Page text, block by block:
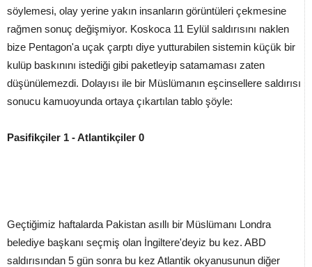
söylemesi, olay yerine yakın insanların görüntüleri çekmesine
rağmen sonuç değişmiyor. Koskoca 11 Eylül saldırısını naklen
bize Pentagon'a uçak çarptı diye yutturabilen sistemin küçük bir
kulüp baskınını istediği gibi paketleyip satamaması zaten
düşünülemezdi. Dolayısı ile bir Müslümanın eşcinsellere saldırısı
sonucu kamuoyunda ortaya çıkartılan tablo şöyle:
Pasifikçiler 1 - Atlantikçiler 0
Geçtiğimiz haftalarda Pakistan asıllı bir Müslümanı Londra
belediye başkanı seçmiş olan İngiltere'deyiz bu kez. ABD
saldırısından 5 gün sonra bu kez Atlantik okyanusunun diğer